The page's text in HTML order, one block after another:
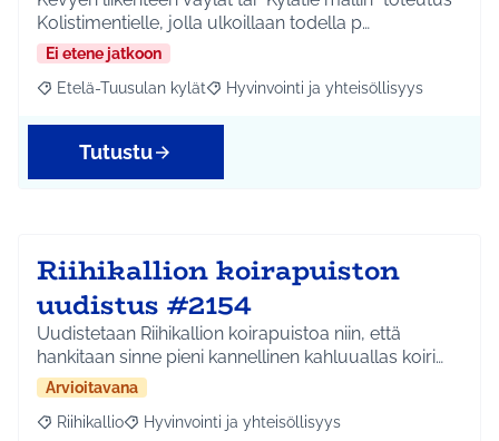
Kolistimentielle, jolla ulkoillaan todella p…
Ei etene jatkoon
Rajaa tulokset aihepiirin mukaan: Etelä-Tuusulan kylät
Etelä-Tuusulan kylät Rajaa tulokset teeman mukaan:
Hyvinvointi ja yhteisöllisyys
Tutustu
Riihikallion koirapuiston
uudistus #2154
Uudistetaan Riihikallion koirapuistoa niin, että
hankitaan sinne pieni kannellinen kahluuallas koiri…
Arvioitavana
Rajaa tulokset aihepiirin mukaan: Riihikallio
Riihikallio Rajaa tulokset teeman mukaan: Hyvinvointi ja
Hyvinvointi ja yhteisöllisyys